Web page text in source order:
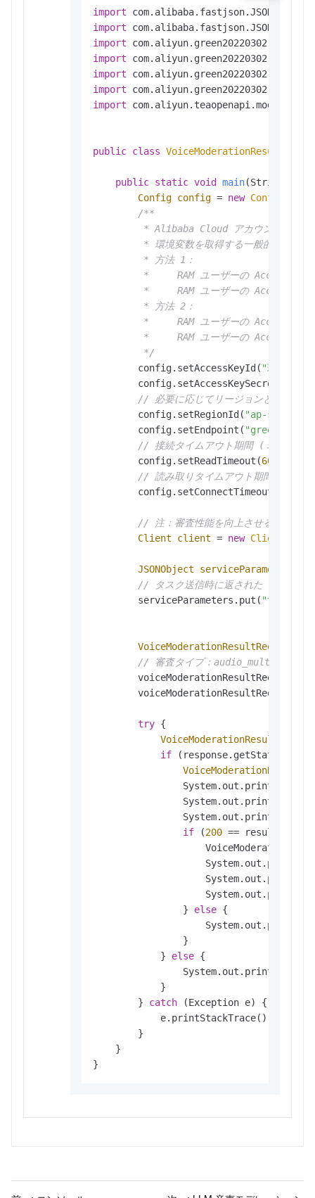
import
import
import
import
import
import
import
public class VoiceModerationResultDemo
public static void main(String[]
Config config = new Config
/**
* Alibaba Cloud アカウントの
         * 環境変数を取得する一般的な方法：
         * 方法 1：
*     RAM ユーザーの AccessKey
*     RAM ユーザーの AccessKey
         * 方法 2：
*     RAM ユーザーの AccessKey
*     RAM ユーザーの AccessKey
         */
        config.setAccessKeyId(
"環境変数
        config.setAccessKeySecret(
// 必要に応じてリージョンとエンドポ
        config.setRegionId(
"ap-
        config.setEndpoint(
"green-
// 接続タイムアウト期間 (ミリ秒)。
        config.setReadTimeout(
6000
// 読み取りタイムアウト期間 (ミリ
        config.setConnectTimeout(
// 注：審査性能を向上させるため、ク
Client
client = new Client
JSONObject serviceParameters
// タスク送信時に返された taskId。
        serviceParameters.put(
"taskId"
VoiceModerationResultRequest
// 審査タイプ：
try {
if
                System.out.println(
                System.out.println(
                System.out.println(
if (200 ==
                    System.out.println(
                    System.out.println(
                    System.out.println(
                }
else {
                    System.out.println(
                }
            }
else {
                System.out.println(
            }
        }
catch (Exception e) {
            e.printStackTrace();
        }
    }
}